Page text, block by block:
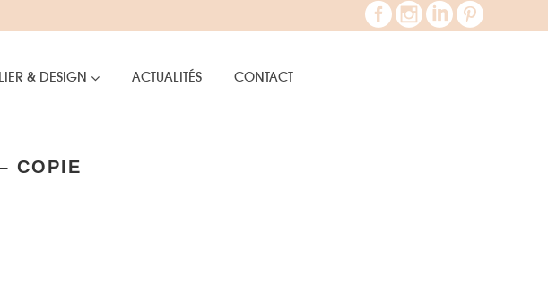
& DESIGN ACTUALITÉS CONTACT
COPIE